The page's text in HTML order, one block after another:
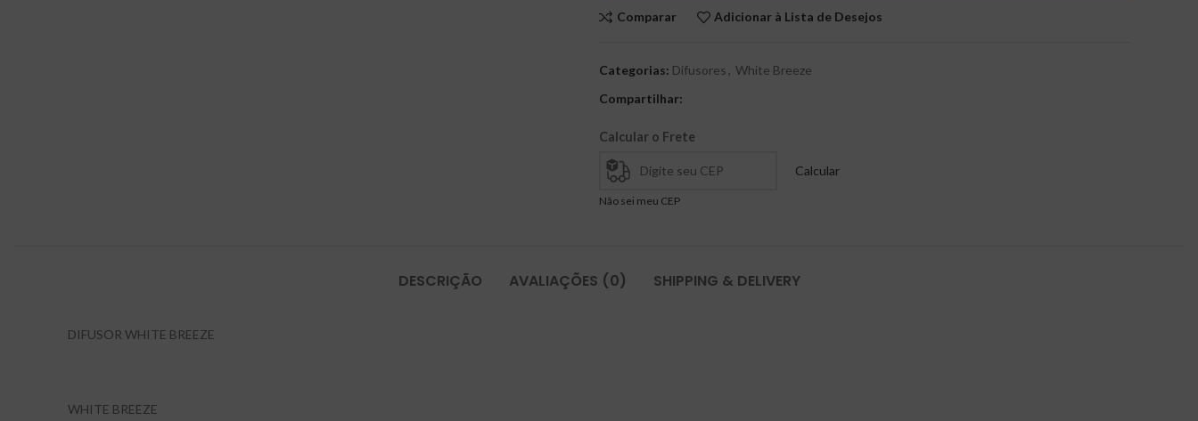
Comparar Adicionar à Lista de Desejos
Categorias: Difusores , White Breeze
Compartilhar:
Calcular o Frete
Calcular
Não sei meu CEP
DESCRIÇÃO AVALIAÇÕES (0) SHIPPING & DELIVERY
DIFUSOR WHITE BREEZE
WHITE BREEZE